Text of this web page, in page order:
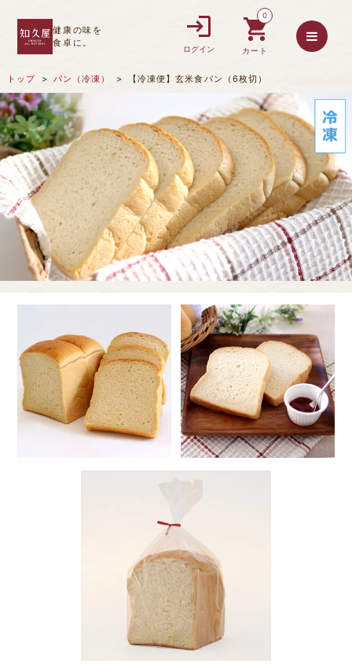
健康の味を
食卓に。
ログイン
0
カート
トップ パン（冷凍） 【冷凍便】玄米食パン（6枚切）